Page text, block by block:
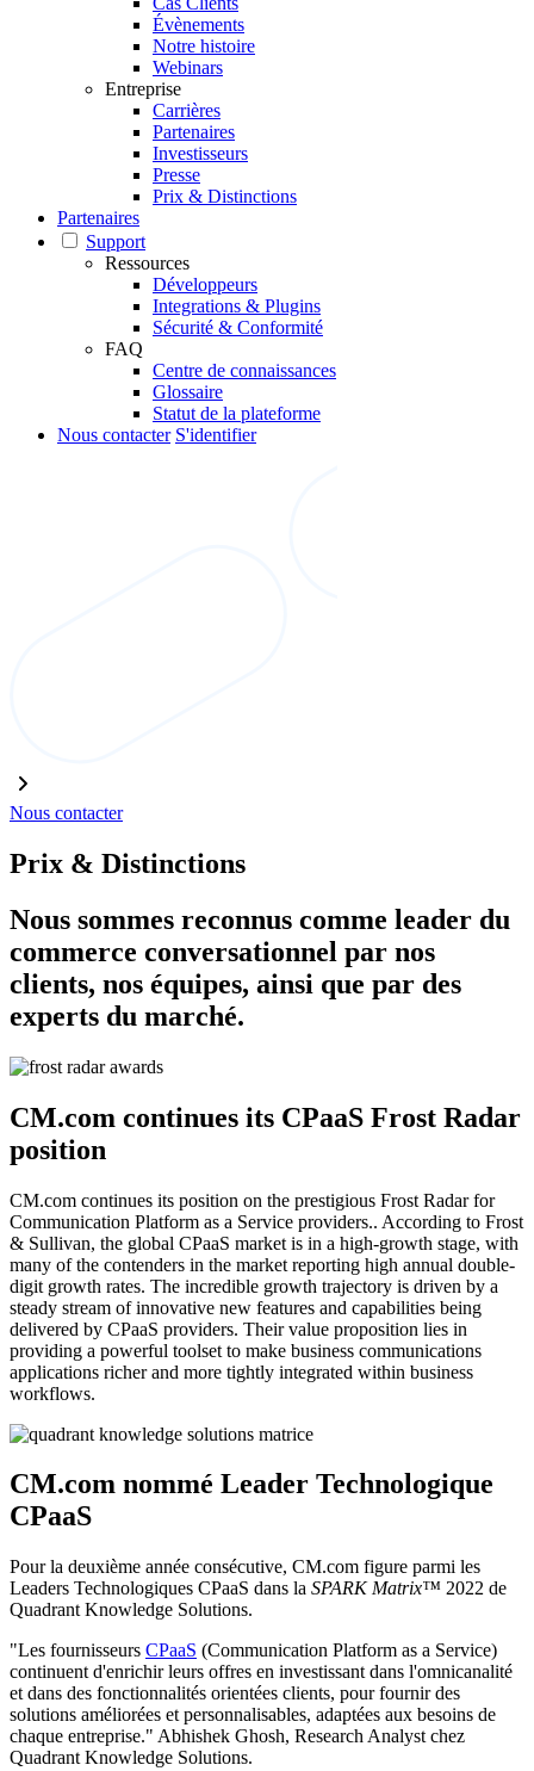
Évènements
Notre histoire
Webinars
Entreprise
Carrières
Partenaires
Investisseurs
Presse
Prix & Distinctions
Partenaires
Support
Ressources
Développeurs
Integrations & Plugins
Sécurité & Conformité
FAQ
Centre de connaissances
Glossaire
Statut de la plateforme
Nous contacter S'identifier
Nous contacter
Prix & Distinctions
Nous sommes reconnus comme leader du
commerce conversationnel par nos
clients, nos équipes, ainsi que par des
experts du marché.
CM.com continues its CPaaS Frost Radar
position
CM.com continues its position on the prestigious Frost Radar for
Communication Platform as a Service providers.. According to Frost
& Sullivan, the global CPaaS market is in a high-growth stage, with
many of the contenders in the market reporting high annual double-
digit growth rates. The incredible growth trajectory is driven by a
steady stream of innovative new features and capabilities being
delivered by CPaaS providers. Their value proposition lies in
providing a powerful toolset to make business communications
applications richer and more tightly integrated within business
workflows.
CM.com nommé Leader Technologique
CPaaS
Pour la deuxième année consécutive, CM.com figure parmi les
Leaders Technologiques CPaaS dans la SPARK Matrix™ 2022 de
Quadrant Knowledge Solutions.
"Les fournisseurs CPaaS (Communication Platform as a Service)
continuent d'enrichir leurs offres en investissant dans l'omnicanalité
et dans des fonctionnalités orientées clients, pour fournir des
solutions améliorées et personnalisables, adaptées aux besoins de
chaque entreprise." Abhishek Ghosh, Research Analyst chez
Quadrant Knowledge Solutions.